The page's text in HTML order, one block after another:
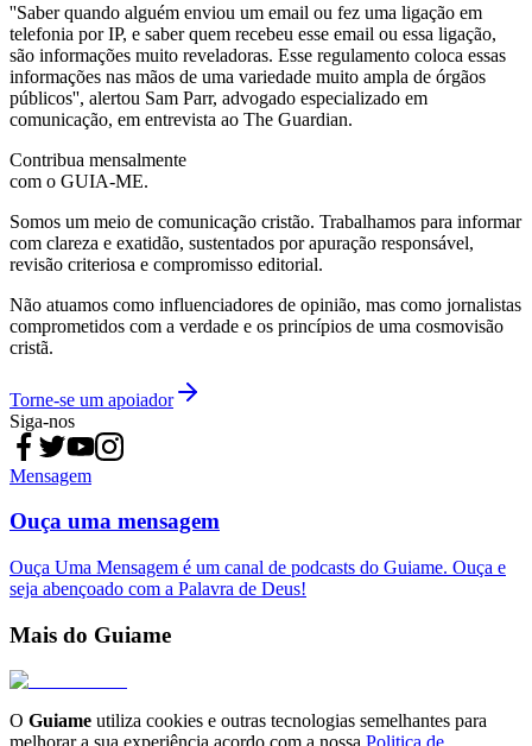
''Saber quando alguém enviou um email ou fez uma ligação em
telefonia por IP, e saber quem recebeu esse email ou essa ligação,
são informações muito reveladoras. Esse regulamento coloca essas
informações nas mãos de uma variedade muito ampla de órgãos
públicos'', alertou Sam Parr, advogado especializado em
comunicação, em entrevista ao The Guardian.
Contribua mensalmente
com o GUIA-ME.
Somos um meio de comunicação cristão. Trabalhamos para informar
com clareza e exatidão, sustentados por apuração responsável,
revisão criteriosa e compromisso editorial.
Não atuamos como influenciadores de opinião, mas como jornalistas
comprometidos com a verdade e os princípios de uma cosmovisão
cristã.
Torne-se um apoiador
Siga-nos
Mensagem
Ouça uma mensagem
Ouça Uma Mensagem é um canal de podcasts do Guiame. Ouça e
seja abençoado com a Palavra de Deus!
Mais do Guiame
O Guiame utiliza cookies e outras tecnologias semelhantes para